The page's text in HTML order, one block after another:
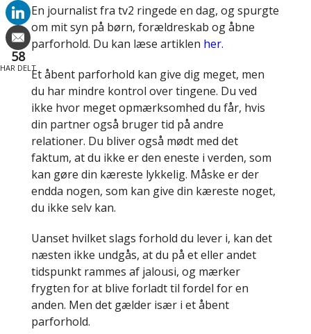
En journalist fra tv2 ringede en dag, og spurgte
om mit syn på børn, forældreskab og åbne
parforhold. Du kan læse artiklen her.
Et åbent parforhold kan give dig meget, men
du har mindre kontrol over tingene. Du ved
ikke hvor meget opmærksomhed du får, hvis
din partner også bruger tid på andre
relationer. Du bliver også mødt med det
faktum, at du ikke er den eneste i verden, som
kan gøre din kæreste lykkelig. Måske er der
endda nogen, som kan give din kæreste noget,
du ikke selv kan.
Uanset hvilket slags forhold du lever i, kan det
næsten ikke undgås, at du på et eller andet
tidspunkt rammes af jalousi, og mærker
frygten for at blive forladt til fordel for en
anden. Men det gælder især i et åbent
parforhold.
58
HAR DELT